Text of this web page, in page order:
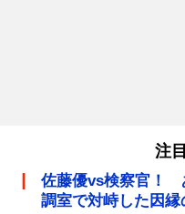
注
佐藤優vs検察官！
調室で対峙した因